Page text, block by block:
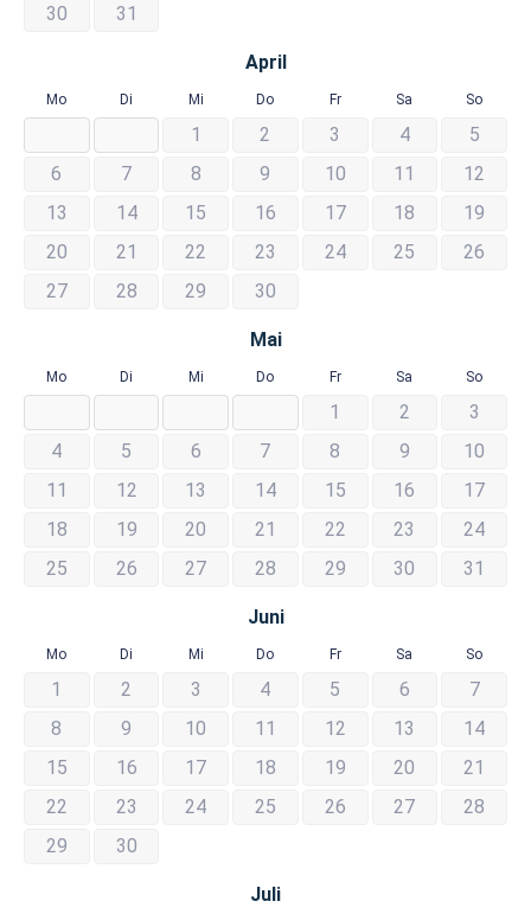
30
31
April
Mo Di Mi Do Fr Sa So
1 2 3 4
5
6
7 8 9 10 11
12
13
14 15 16 17 18
19
20
21 22 23 24 25
26
27
28 29 30
Mai
Mo Di Mi Do Fr Sa So
1 2
3
4
5 6 7 8 9
10
11
12 13 14 15 16
17
18
19 20 21 22 23
24
25
26 27 28 29 30 31
Juni
Mo Di Mi Do Fr Sa So
1 2 3 4 5 6
7
8
9 10 11 12 13
14
15
16 17 18 19 20
21
22
23 24 25 26 27
28
29
30
Juli